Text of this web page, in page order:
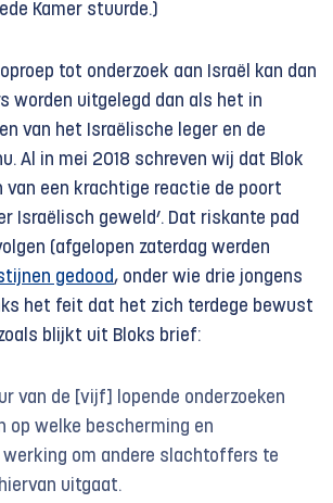
Kamer stuurde.)
tot onderzoek aan Israël kan dan
worden uitgelegd dan als het in
van het Israëlische leger en de
Al in mei 2018 schreven wij dat Blok
van een krachtige reactie de poort
Israëlisch geweld’. Dat riskante pad
(afgelopen zaterdag werden
gedood, onder wie drie jongens
het feit dat het zich terdege bewust
blijkt uit Bloks brief:
van de [vijf] lopende onderzoeken
op welke bescherming en
werking om andere slachtoffers te
uitgaat.